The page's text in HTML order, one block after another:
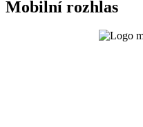
Mobilní rozhlas